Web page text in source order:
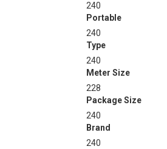
240
Portable
240
Type
240
Meter Size
228
Package Size
240
Brand
240